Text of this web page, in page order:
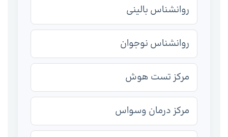
روانشناس بالینی
روانشناس نوجوان
مرکز تست هوش
مرکز درمان وسواس